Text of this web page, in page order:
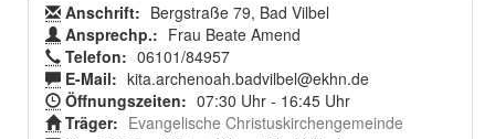
Anschrift: Bergstraße 79, Bad Vilbel
Ansprechp.: Frau Beate Amend
Telefon: 06101/84957
E-Mail: kita.archenoah.badvilbel@ekhn.de
Öffnungszeiten: 07:30 Uhr - 16:45 Uhr
Träger: Evangelische Christuskirchengemeinde